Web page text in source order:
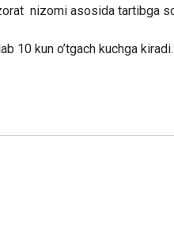
nizomi asosida tartibga
10 kun o’tgach kuchga kiradi.